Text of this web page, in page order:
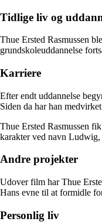
Tidlige liv og
Thue Ersted Rasmussen
grundskoleuddannelse
Karriere
Efter endt uddannelse
Siden da har han
Thue Ersted Rasmussen
karakter ved navn
Andre projekter
Udover film har Thue
Hans evne til at formidle
Personlig liv